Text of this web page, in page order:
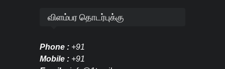
விளம்பர தொடர்புக்கு
Phone : +91
Mobile : +91